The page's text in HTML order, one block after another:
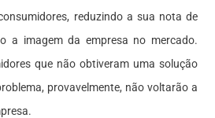
reduzindo a sua nota de
a imagem da empresa no mercado.
que não obtiveram uma solução
provavelmente, não voltarão a